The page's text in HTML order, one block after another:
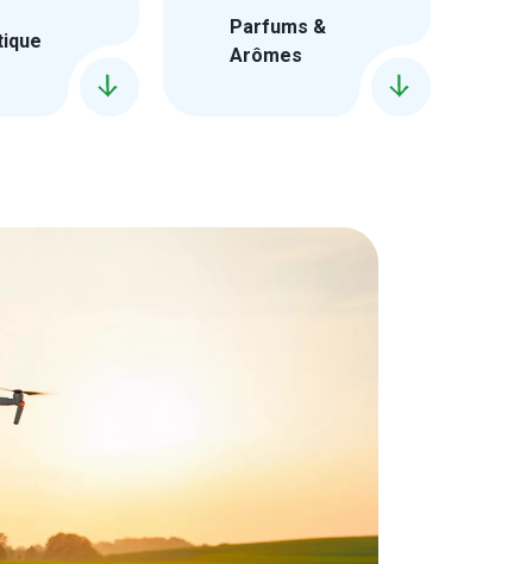
Parfums &
Arômes